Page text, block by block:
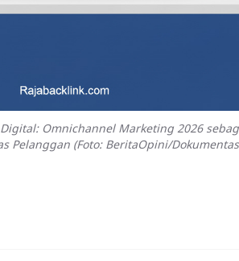
Omnichannel Marketing 2026
Pelanggan (Foto: BeritaOpini/